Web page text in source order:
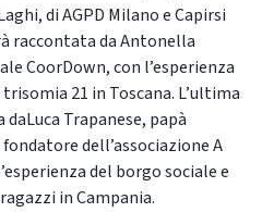
di AGPD Milano e Capirsi
raccontata da Antonella
CoorDown, con l’esperienza
21 in Toscana. L’ultima
Trapanese, papà
dell’associazione A
del borgo sociale e
in Campania.